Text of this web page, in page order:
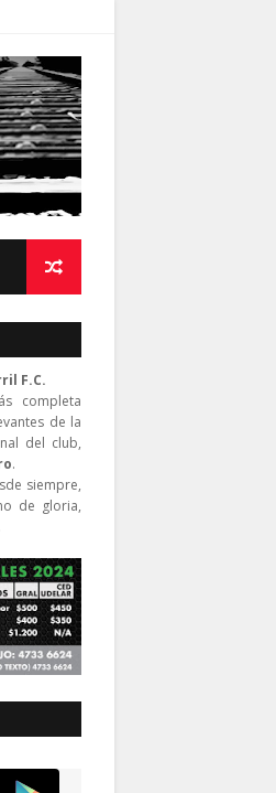
F.C.
completa
de la
del club,
.
siempre,
de gloria,